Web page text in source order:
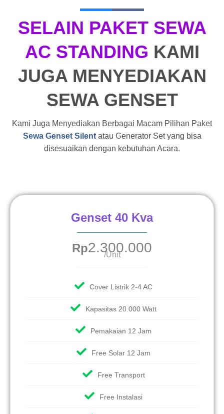
SELAIN PAKET SEWA
AC STANDING KAMI
JUGA MENYEDIAKAN
SEWA GENSET
Kami Juga Menyediakan Berbagai Macam Pilihan Paket
Sewa Genset Silentatau Generator Set yang bisa
disesuaikan dengan kebutuhan Acara.
Genset 40 Kva
Rp2.300.000
/Unit
Cover Listrik 2-4 AC
Kapasitas 20.000 Watt
Pemakaian 12 Jam
Free Solar 12 Jam
Free Transport
Free Instalasi